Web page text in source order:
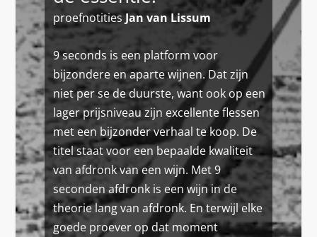
proefnotitiesJan van Lissum
9 seconds is een platform voor
bijzondere en aparte wijnen. Dat zijn
niet per se de duurste, want ook op een
lager prijsniveau zijn excellente flessen
met een bijzonder verhaal te koop. De
titel staat voor een bepaalde kwaliteit
van afdronk van een wijn. Met 9
seconden afdronk is een wijn in de
theorie lang van afdronk. En terwijl elke
goede proever op dat moment